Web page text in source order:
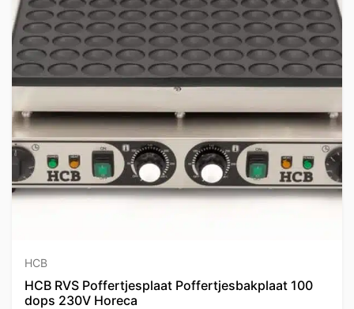
HCB
HCB RVS Poffertjesplaat Poffertjesbakplaat 100
dops 230V Horeca